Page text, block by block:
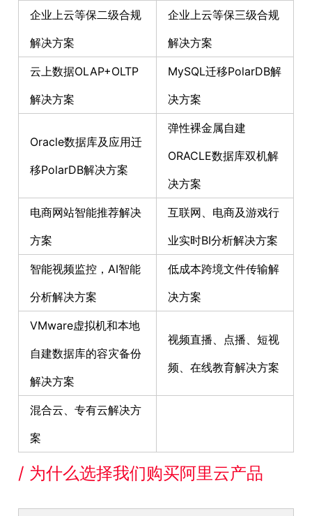
企业上云等保二级合规
解决方案
企业上云等保三级合规
解决方案
云上数据OLAP+OLTP
解决方案
MySQL迁移PolarDB解
决方案
Oracle数据库及应用迁
移PolarDB解决方案
弹性裸金属自建
ORACLE数据库双机解
决方案
电商网站智能推荐解决
方案
互联网、电商及游戏行
业实时BI分析解决方案
智能视频监控，AI智能
分析解决方案
低成本跨境文件传输解
决方案
VMware虚拟机和本地
自建数据库的容灾备份
解决方案
视频直播、点播、短视
频、在线教育解决方案
混合云、专有云解决方
案
/ 为什么选择我们购买阿里云产品